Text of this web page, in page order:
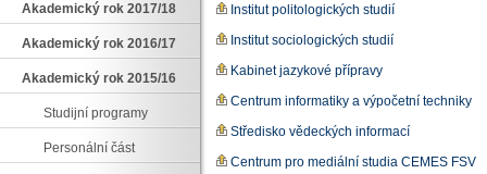
Akademický rok 2017/18
Akademický rok 2016/17
Akademický rok 2015/16
Studijní programy
Personální část
Institut politologických studií
Institut sociologických studií
Kabinet jazykové přípravy
Centrum informatiky a výpočetní techniky
Středisko vědeckých informací
Centrum pro mediální studia CEMES FSV